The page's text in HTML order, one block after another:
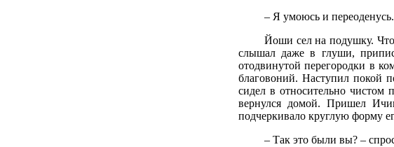
– Я умоюсь и
Йоши сел на подушку.
слышал даже в глуши,
отодвинутой перегородки в
благовоний. Наступил покой
сидел в относительно чистом
вернулся домой. Пришел
подчеркивало круглую форму
– Так это были вы? –